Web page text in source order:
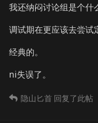
我还纳闷讨论组是个什
调试期在更应该去尝试
经典的。
ni失误了。
隐山匕首 回复了此帖